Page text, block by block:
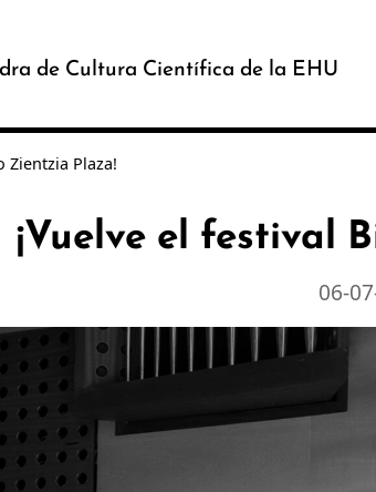
de Cultura Científica de la EHU
Zientzia Plaza!
¡Vuelve el festival
06-